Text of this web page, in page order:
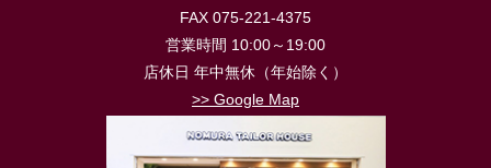
FAX 075-221-4375
営業時間 10:00～19:00
店休日 年中無休（年始除く）
>> Google Map